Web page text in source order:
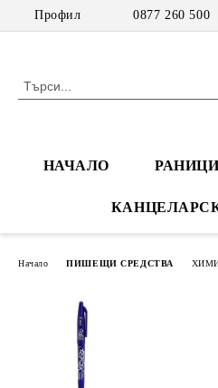
Профил 0877 260 500
НАЧАЛО
Начало ПИШЕЩИ СРЕДСТВА